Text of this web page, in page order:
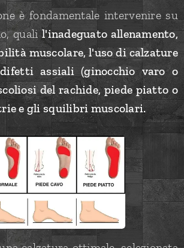
è fondamentale intervenire su
qualil'inadeguato allenamento,
muscolare, l'uso di calzature
assiali (ginocchio varo o
del rachide, piede piatto o
e gli squilibri muscolari.